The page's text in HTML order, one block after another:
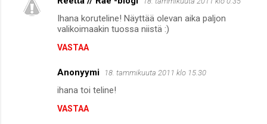
Ihana koruteline! Näyttää olevan aika paljon
valikoimaakin tuossa niistä :)
VASTAA
Anonyymi 18. tammikuuta 2011 klo 15.30
ihana toi teline!
VASTAA